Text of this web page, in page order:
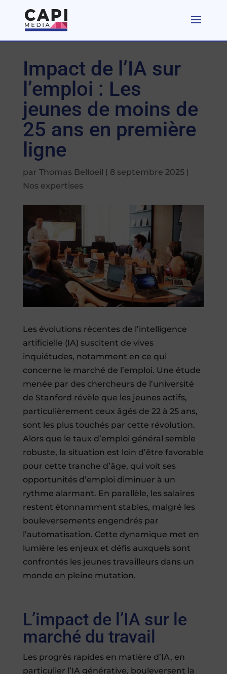
Impact de l’IA sur
l’emploi : Les
jeunes de moins de
25 ans en première
ligne
par Thomas Belloeil | 8 septembre 2025|
Nos expertises
Les évolutions récentes de l’intelligence
artificielle (IA) suscitent de vives
inquiétudes, notamment en ce qui
concerne le marché de l’emploi. Une étude
menée par des chercheurs de l’université
de Stanford révèle que les jeunes actifs,
particulièrement ceux âgés de 22 à 25 ans,
sont les plus touchés par cette révolution.
Alors que le taux d’emploi général semble
robuste, la situation est loin d’être favorable
pour cette tranche d’âge, qui voit ses
opportunités d’emploi diminuer à un
rythme alarmant. En parallèle, les salaires
restent étonnamment stables, malgré les
bouleversements engendrés par
l’automatisation. Cette dynamique met en
lumière les enjeux et défis auxquels sont
confrontés les jeunes travailleurs dans un
monde en pleine mutation.
L’impact de l’IA sur le
marché du travail
Les progrès rapides en matière d’IA, en
particulier l’IA générative, bouleversent la